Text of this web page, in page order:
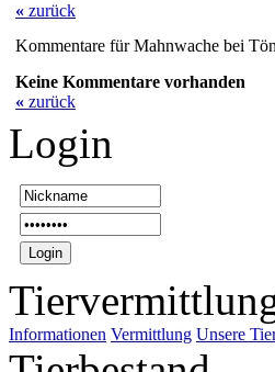
« zurück
Kommentare für Mahnwache bei
Keine Kommentare vorhanden
« zurück
Login
Informationen Vermittlung Unsere